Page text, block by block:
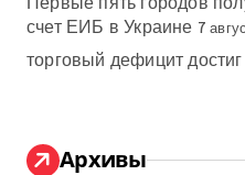
Первые пять городов
счет ЕИБ в Украине 7
торговый дефицит
Архивы